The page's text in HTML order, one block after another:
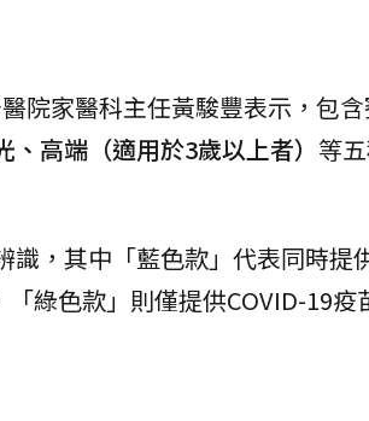
院家醫科主任黃駿豐表示，包含
、高端（適用於3歲以上者） 等
識，其中「藍色款」代表同時提
綠色款」則僅提供COVID-19疫